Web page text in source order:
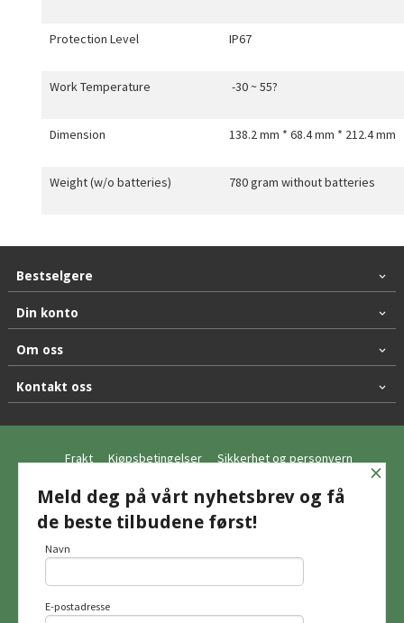
Protection Level IP67
Work Temperature -30 ~ 55?
Dimension 138.2 mm * 68.4 mm * 212.4 mm
Weight (w/o batteries) 780 gram without batteries
Bestselgere
Din konto
Om oss
Kontakt oss
Frakt Kjøpsbetingelser Sikkerhet og personvern
Nyhetsbrev
© Hagemo Jakt og Friluft AS
Vår nettbutikk bruker cookies slik at du
×
Meld deg på vårt nyhetsbrev og få
de beste tilbudene først!
Navn
E-postadresse